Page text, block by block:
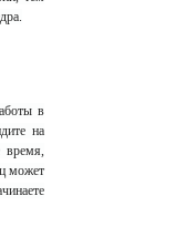
в
на
время,
может